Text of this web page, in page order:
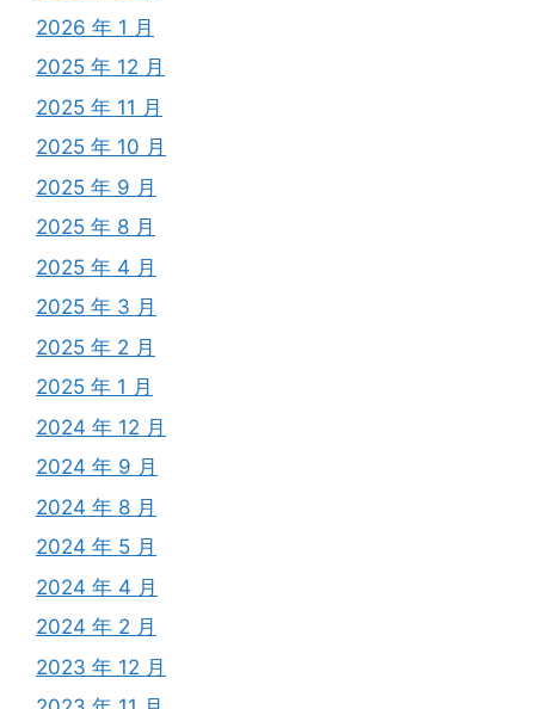
2026 年 1 月
2025 年 12 月
2025 年 11 月
2025 年 10 月
2025 年 9 月
2025 年 8 月
2025 年 4 月
2025 年 3 月
2025 年 2 月
2025 年 1 月
2024 年 12 月
2024 年 9 月
2024 年 8 月
2024 年 5 月
2024 年 4 月
2024 年 2 月
2023 年 12 月